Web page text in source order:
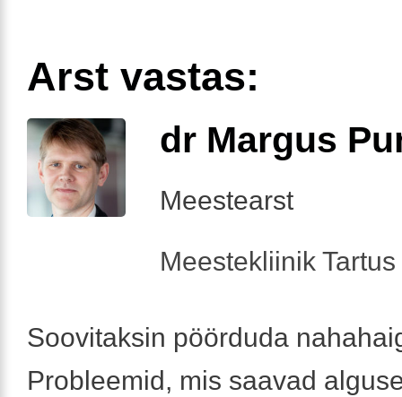
Arst vastas:
dr Margus
Meestearst
Meestekliinik
Soovitaksin pöörduda
Probleemid, mis saavad